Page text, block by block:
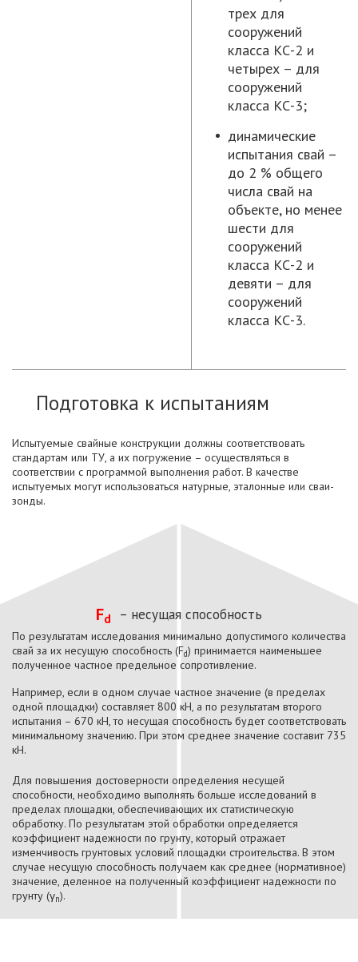
трех для
сооружений
класса КС-2 и
четырех – для
сооружений
класса КС-3;
динамические
испытания свай –
до 2 % общего
числа свай на
объекте, но менее
шести для
сооружений
класса КС-2 и
девяти – для
сооружений
класса КС-3.
Подготовка к испытаниям
Испытуемые свайные конструкции должны соответствовать
стандартам или ТУ, а их погружение – осуществляться в
соответствии с программой выполнения работ. В качестве
испытуемых могут использоваться натурные, эталонные или сваи-
зонды.
Fd – несущая способность
По результатам исследования минимально допустимого количества
свай за их несущую способность (Fd) принимается наименьшее
полученное частное предельное сопротивление.
Например, если в одном случае частное значение (в пределах
одной площадки) составляет 800 кН, а по результатам второго
испытания – 670 кН, то несущая способность будет соответствовать
минимальному значению. При этом среднее значение составит 735
кН.
Для повышения достоверности определения несущей
способности, необходимо выполнять больше исследований в
пределах площадки, обеспечивающих их статистическую
обработку. По результатам этой обработки определяется
коэффициент надежности по грунту, который отражает
изменчивость грунтовых условий площадки строительства. В этом
случае несущую способность получаем как среднее (нормативное)
значение, деленное на полученный коэффициент надежности по
грунту (γn).